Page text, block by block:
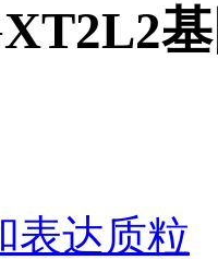
表达质粒